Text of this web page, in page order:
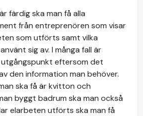
färdig ska man få alla
från entreprenören som visar
som utförts samt vilka
sig av. I många fall är
eftersom det
den information man behöver.
ska få är kvitton och
byggt badrum ska man också
elarbeten utförts ska man få